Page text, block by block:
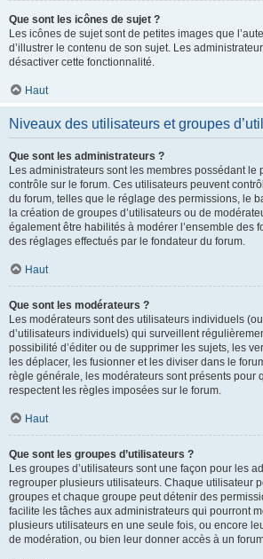
Que sont les icônes de sujet ?
Les icônes de sujet sont de petites images que
d’illustrer le contenu de son sujet. Les
désactiver cette fonctionnalité.
Haut
Niveaux des utilisateurs et groupes
Que sont les administrateurs ?
Les administrateurs sont les membres possédant le
contrôle sur le forum. Ces utilisateurs peuvent
du forum, telles que le réglage des permissions, le
la création de groupes d’utilisateurs ou de
également être habilités à modérer l’ensemble des
des réglages effectués par le fondateur du forum.
Haut
Que sont les modérateurs ?
Les modérateurs sont des utilisateurs individuels
d’utilisateurs individuels) qui surveillent
possibilité d’éditer ou de supprimer les sujets, les
les déplacer, les fusionner et les diviser dans le
règle générale, les modérateurs sont présents pour
respectent les règles imposées sur le forum.
Haut
Que sont les groupes d’utilisateurs ?
Les groupes d’utilisateurs sont une façon pour les
regrouper plusieurs utilisateurs. Chaque utilisateur
groupes et chaque groupe peut détenir des
facilite les tâches aux administrateurs qui pourront
plusieurs utilisateurs en une seule fois, ou encore
de modération, ou bien leur donner accès à un